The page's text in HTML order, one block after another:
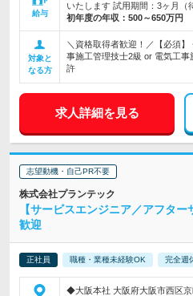
給与
いたします 試用期間：3ヶ月（
初年度の年収： 500～650万円
対象と
なる方
＼資格取得者歓迎！／【必須
事施工管理技士2級 or 電気工
許
求人詳細を見る
志望動機・自己PR不要
株式会社プランテック
【サービスエンジニア／アフタ
歓迎
正社員 職種・業種未経験OK 完全週
◆大阪本社 大阪府大阪市西区